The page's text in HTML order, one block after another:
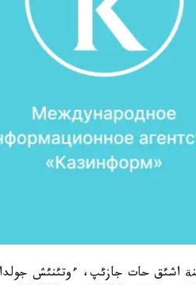
اشئق حات جازئپ، ءوتئنئش